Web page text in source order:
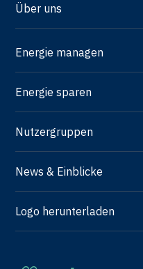
Über uns
Energie managen
Energie sparen
Nutzergruppen
News & Einblicke
Logo herunterladen